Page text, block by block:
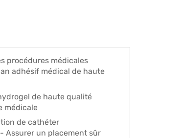
procédures médicales
adhésif médical de haute
de haute qualité
médicale
de cathéter
Assurer un placement sûr